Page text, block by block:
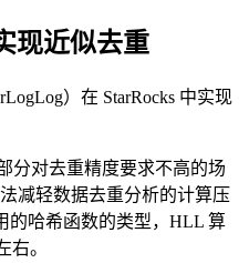
现近似去重
）在 StarRocks 中实现
分对去重精度要求不高的场
减轻数据去重分析的计算压
的哈希函数的类型，HLL 算
右。